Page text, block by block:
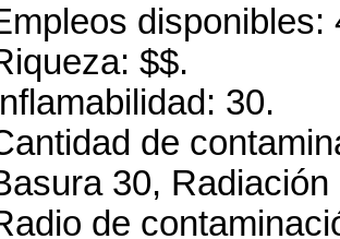
disponibles:
$$.
30.
de
30, Radiación
de